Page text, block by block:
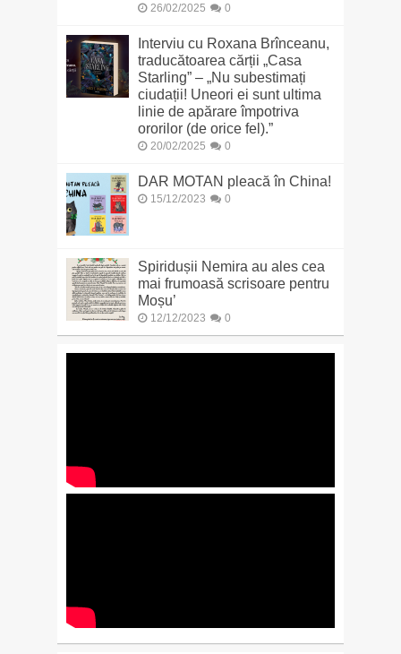
26/02/2025 0
Interviu cu Roxana Brînceanu,
traducătoarea cărții „Casa
Starling” – „Nu subestimați
ciudații! Uneori ei sunt ultima
linie de apărare împotriva
ororilor (de orice fel).”
20/02/2025 0
DAR MOTAN pleacă în China!
15/12/2023 0
Spiridușii Nemira au ales cea
mai frumoasă scrisoare pentru
Moșu’
12/12/2023 0